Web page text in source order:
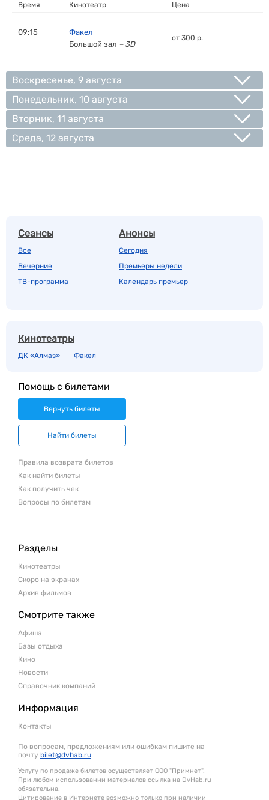
Время Кинотеатр Цена
09:15
Факел
Большой зал – 3D
от 300 р.
Воскресенье, 9 августа
Понедельник, 10 августа
Вторник, 11 августа
Среда, 12 августа
Сеансы
Все
Вечерние
ТВ-программа
Анонсы
Сегодня
Премьеры недели
Календарь премьер
Кинотеатры
ДК «Алмаз» Факел
Помощь с билетами
Вернуть билеты
Найти билеты
Правила возврата билетов
Как найти билеты
Как получить чек
Вопросы по билетам
Разделы
Кинотеатры
Скоро на экранах
Архив фильмов
Смотрите также
Афиша
Базы отдыха
Кино
Новости
Справочник компаний
Информация
Контакты
По вопросам, предложениям или ошибкам пишите на
почту bilet@dvhab.ru
Услугу по продаже билетов осуществляет ООО "Примнет".
При любом использовании материалов ссылка на DvHab.ru
обязательна.
Цитирование в Интернете возможно только при наличии